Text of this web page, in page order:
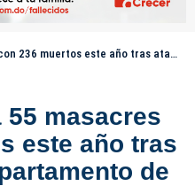
este año tras ataque en el departamento de Cauca
masacres
este año tras
de